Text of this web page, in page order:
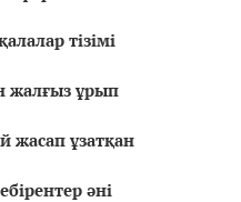
тізімі
жалғыз ұрып
жасап ұзатқан
әні